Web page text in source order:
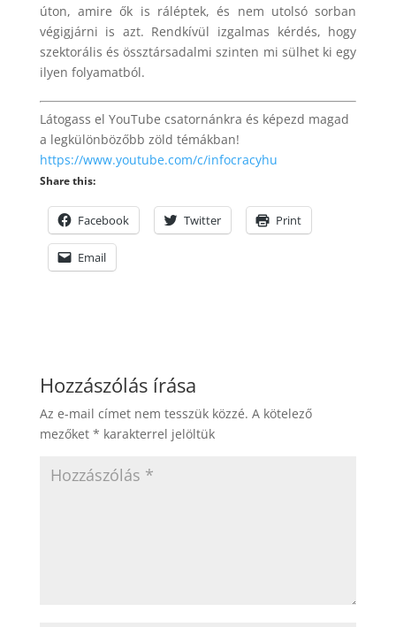
úton, amire ők is ráléptek, és nem utolsó sorban
végigjárni is azt. Rendkívül izgalmas kérdés, hogy
szektorális és össztársadalmi szinten mi sülhet ki egy
ilyen folyamatból.
Látogass el YouTube csatornánkra és képezd magad
a legkülönbözőbb zöld témákban!
https://www.youtube.com/c/infocracyhu
Share this:
Facebook Twitter Print
Email
Hozzászólás írása
Az e-mail címet nem tesszük közzé. A kötelező
mezőket * karakterrel jelöltük